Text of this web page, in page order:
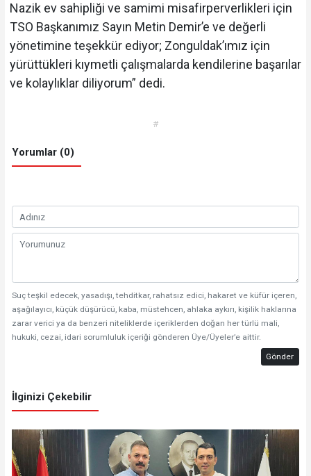
Nazik ev sahipliği ve samimi misafirperverlikleri için
TSO Başkanımız Sayın Metin Demir’e ve değerli
yönetimine teşekkür ediyor; Zonguldak’ımız için
yürüttükleri kıymetli çalışmalarda kendilerine başarılar
ve kolaylıklar diliyorum” dedi.
#
Yorumlar (0)
Suç teşkil edecek, yasadışı, tehditkar, rahatsız edici, hakaret ve küfür içeren,
aşağılayıcı, küçük düşürücü, kaba, müstehcen, ahlaka aykırı, kişilik haklarına
zarar verici ya da benzeri niteliklerde içeriklerden doğan her türlü mali,
hukuki, cezai, idari sorumluluk içeriği gönderen Üye/Üyeler’e aittir.
Gönder
İlginizi Çekebilir